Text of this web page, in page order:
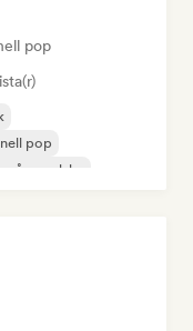
pop
pop
på engelska